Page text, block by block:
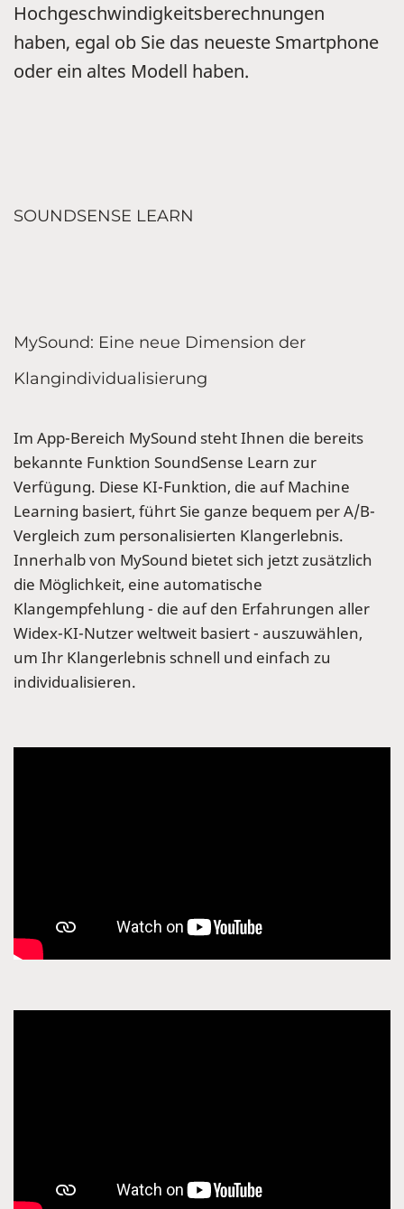
Hochgeschwindigkeitsberechnungen
haben, egal ob Sie das neueste Smartphone
oder ein altes Modell haben.
SOUNDSENSE LEARN
MySound: Eine neue Dimension der
Klangindividualisierung
Im App-Bereich MySound steht Ihnen die bereits
bekannte Funktion SoundSense Learn zur
Verfügung. Diese KI-Funktion, die auf Machine
Learning basiert, führt Sie ganze bequem per A/B-
Vergleich zum personalisierten Klangerlebnis.
Innerhalb von MySound bietet sich jetzt zusätzlich
die Möglichkeit, eine automatische
Klangempfehlung - die auf den Erfahrungen aller
Widex-KI-Nutzer weltweit basiert - auszuwählen,
um Ihr Klangerlebnis schnell und einfach zu
individualisieren.